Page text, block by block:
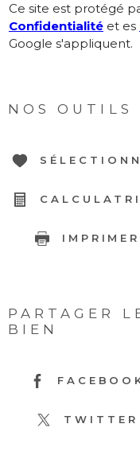
Ce site est protégé
Confidentialité et es
Google s'appliquent.
NOS OUTILS
IMPRIMER
PARTAGER
BIEN
TWITTER